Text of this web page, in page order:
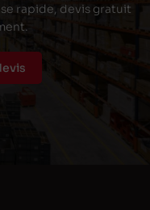
rapide, devis gratuit